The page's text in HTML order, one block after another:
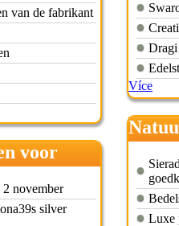
van de fabrikant
voor
november
silver
Dragi
Více
Luxe